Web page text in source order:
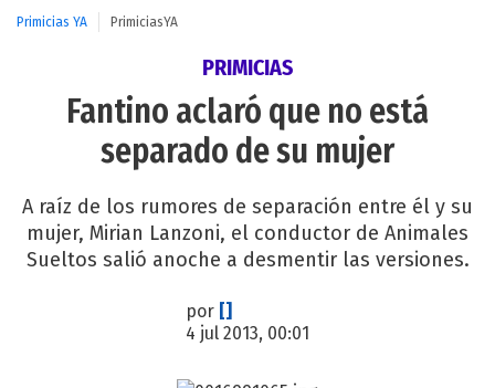
Primicias YA PrimiciasYA
PRIMICIAS
Fantino aclaró que no está
separado de su mujer
A raíz de los rumores de separación entre él y su
mujer, Mirian Lanzoni, el conductor de Animales
Sueltos salió anoche a desmentir las versiones.
por []
4 jul 2013, 00:01